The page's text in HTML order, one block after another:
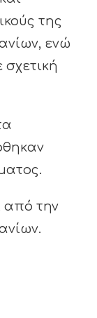
της
ενώ
από την